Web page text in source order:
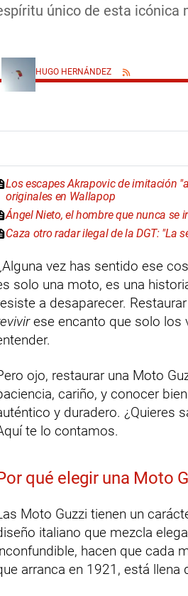
único de esta icónica
HUGO HERNÁNDEZ
Los escapes Akrapovic de imitación
originales en Wallapop
Ángel Nieto, el hombre que nunca se
Caza otro radar ilegal de la DGT: "La
vez has sentido ese
solo una moto, es una
a desaparecer.
ese encanto que solo los
ojo, restaurar una Moto
cariño, y conocer
y duradero. ¿Quieres
te lo contamos.
qué elegir una Moto
Moto Guzzi tienen un
italiano que mezcla
hacen que cada
arranca en 1921, está llena